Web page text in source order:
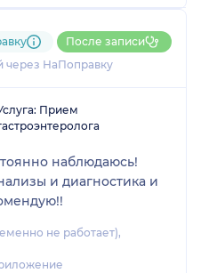
через НаПоправку
После записи
Прием
наблюдаюсь!
и диагностика и
не работает),